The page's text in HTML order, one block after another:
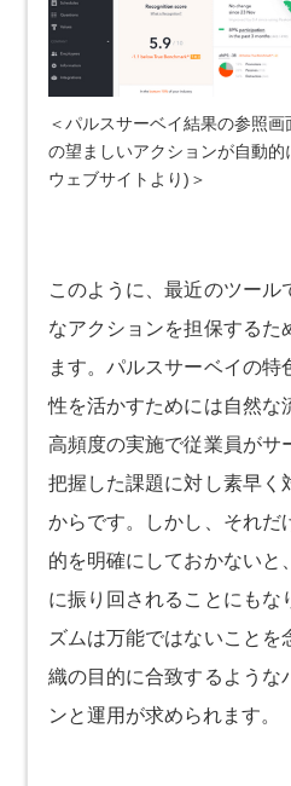
＜パルスサーベイ結果の参照
の望ましいアクションが自動
ウェブサイトより)＞
このように、最近のツール
なアクションを担保するた
ます。パルスサーベイの特
性を活かすためには自然な
高頻度の実施で従業員がサ
把握した課題に対し素早く
からです。しかし、それだ
的を明確にしておかないと
に振り回されることにもな
ズムは万能ではないことを
織の目的に合致するような
ンと運用が求められます。